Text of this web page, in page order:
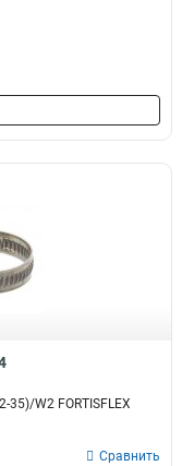
W2 FORTISFLEX
Сравнить